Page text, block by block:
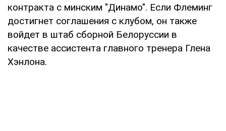
контракта с минским "Динамо". Если Флеминг
достигнет соглашения с клубом, он также
войдет в штаб сборной Белоруссии в
качестве ассистента главного тренера Глена
Хэнлона.